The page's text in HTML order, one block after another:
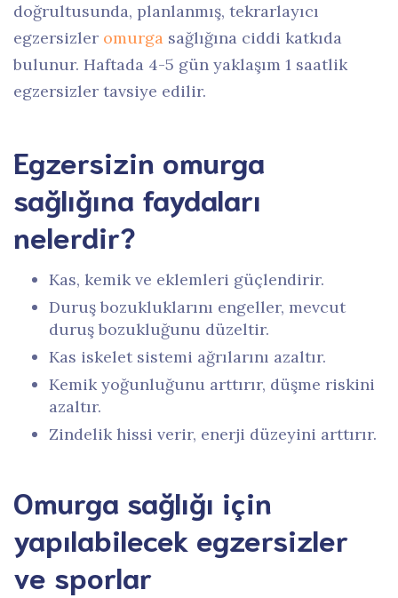
doğrultusunda, planlanmış, tekrarlayıcı
egzersizler omurga sağlığına ciddi katkıda
bulunur. Haftada 4-5 gün yaklaşım 1 saatlik
egzersizler tavsiye edilir.
Egzersizin omurga
sağlığına faydaları
nelerdir?
Kas, kemik ve eklemleri güçlendirir.
Duruş bozukluklarını engeller, mevcut
duruş bozukluğunu düzeltir.
Kas iskelet sistemi ağrılarını azaltır.
Kemik yoğunluğunu arttırır, düşme riskini
azaltır.
Zindelik hissi verir, enerji düzeyini arttırır.
Omurga sağlığı için
yapılabilecek egzersizler
ve sporlar